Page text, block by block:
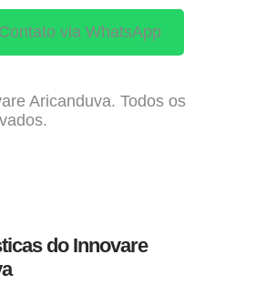
via WhatsApp
Aricanduva. Todos os
do Innovare